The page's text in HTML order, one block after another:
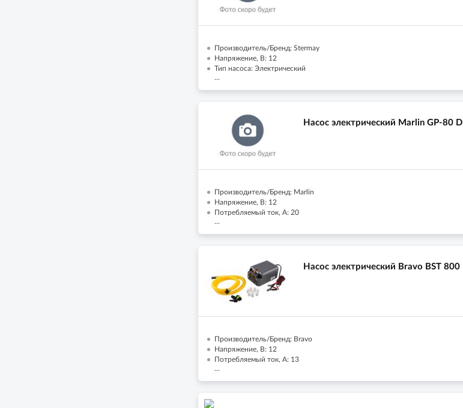
Производитель/Бренд: Stermay
Напряжение, В: 12
Тип насоса: Электрический
...
Насос электрический Marlin GP-80 D
Производитель/Бренд: Marlin
Напряжение, В: 12
Потребляемый ток, А: 20
...
Насос электрический Bravo BST 800
Производитель/Бренд: Bravo
Напряжение, В: 12
Потребляемый ток, А: 13
...